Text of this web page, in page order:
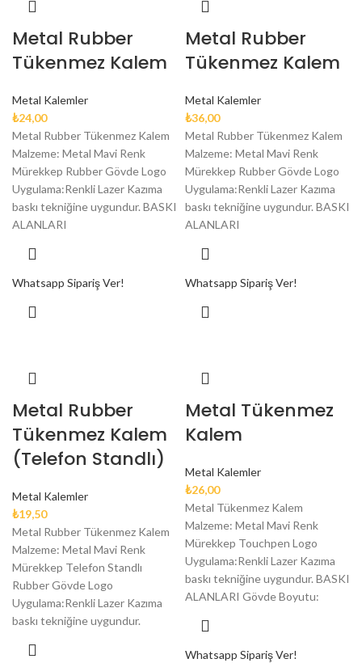
Metal Rubber
Tükenmez Kalem
Metal Kalemler
₺24,00
Metal Rubber Tükenmez Kalem
Malzeme: Metal Mavi Renk
Mürekkep Rubber Gövde Logo
Uygulama:Renkli Lazer Kazıma
baskı tekniğine uygundur. BASKI
ALANLARI
Whatsapp Sipariş Ver!
Metal Rubber
Tükenmez Kalem
Metal Kalemler
₺36,00
Metal Rubber Tükenmez Kalem
Malzeme: Metal Mavi Renk
Mürekkep Rubber Gövde Logo
Uygulama:Renkli Lazer Kazıma
baskı tekniğine uygundur. BASKI
ALANLARI
Whatsapp Sipariş Ver!
Metal Rubber
Tükenmez Kalem
(Telefon Standlı)
Metal Kalemler
₺19,50
Metal Rubber Tükenmez Kalem
Malzeme: Metal Mavi Renk
Mürekkep Telefon Standlı
Rubber Gövde Logo
Uygulama:Renkli Lazer Kazıma
baskı tekniğine uygundur.
Metal Tükenmez
Kalem
Metal Kalemler
₺26,00
Metal Tükenmez Kalem
Malzeme: Metal Mavi Renk
Mürekkep Touchpen Logo
Uygulama:Renkli Lazer Kazıma
baskı tekniğine uygundur. BASKI
ALANLARI Gövde Boyutu:
Whatsapp Sipariş Ver!